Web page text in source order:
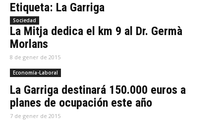
Etiqueta: La Garriga
Sociedad
La Mitja dedica el km 9 al Dr. Germà
Morlans
8 de gener de 2015
Economía-Laboral
La Garriga destinará 150.000 euros a
planes de ocupación este año
7 de gener de 2015